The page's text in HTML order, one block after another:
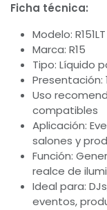
Ficha técnica:
Modelo: R151LT
Marca: R15
Tipo: Líquido
Presentación:
Uso
compatibles
Aplicación:
salones y
Función:
realce de
Ideal para:
eventos,